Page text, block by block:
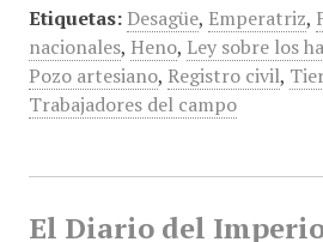
Etiquetas: Desagüe, Emperatriz,
nacionales, Heno, Ley sobre los
Pozo artesiano, Registro civil,
Trabajadores del campo
El Diario del